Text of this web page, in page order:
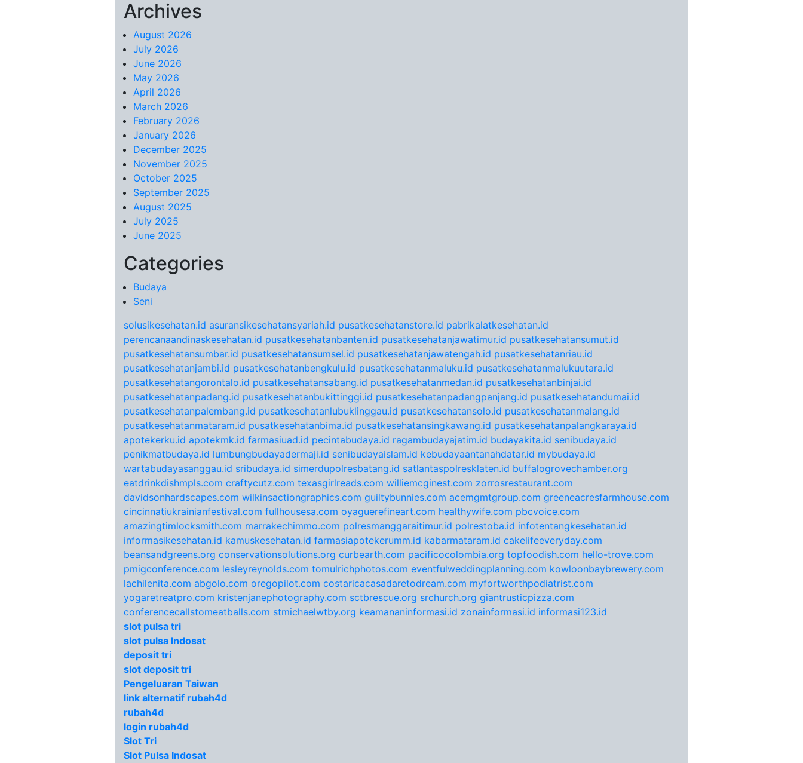
Skip to content
Archives
August 2026
July 2026
June 2026
May 2026
April 2026
March 2026
February 2026
January 2026
December 2025
November 2025
October 2025
September 2025
August 2025
July 2025
June 2025
Categories
Budaya
Seni
solusikesehatan.id asuransikesehatansyariah.id pusatkesehatanstore.id pabrikalatkesehatan.id
perencanaandinaskesehatan.id pusatkesehatanbanten.id pusatkesehatanjawatimur.id pusatkesehatansumut.id
pusatkesehatansumbar.id pusatkesehatansumsel.id pusatkesehatanjawatengah.id pusatkesehatanriau.id
pusatkesehatanjambi.id pusatkesehatanbengkulu.id pusatkesehatanmaluku.id pusatkesehatanmalukuutara.id
pusatkesehatangorontalo.id pusatkesehatansabang.id pusatkesehatanmedan.id pusatkesehatanbinjai.id
pusatkesehatanpadang.id pusatkesehatanbukittinggi.id pusatkesehatanpadangpanjang.id pusatkesehatandumai.id
pusatkesehatanpalembang.id pusatkesehatanlubuklinggau.id pusatkesehatansolo.id pusatkesehatanmalang.id
pusatkesehatanmataram.id pusatkesehatanbima.id pusatkesehatansingkawang.id pusatkesehatanpalangkaraya.id
apotekerku.id apotekmk.id farmasiuad.id pecintabudaya.id ragambudayajatim.id budayakita.id senibudaya.id
penikmatbudaya.id lumbungbudayadermaji.id senibudayaislam.id kebudayaantanahdatar.id mybudaya.id
wartabudayasanggau.id sribudaya.id simerdupolresbatang.id satlantaspolresklaten.id buffalogrovechamber.org
eatdrinkdishmpls.com craftycutz.com texasgirlreads.com williemcginest.com zorrosrestaurant.com
davidsonhardscapes.com wilkinsactiongraphics.com guiltybunnies.com acemgmtgroup.com greeneacresfarmhouse.com
cincinnatiukrainianfestival.com fullhousesa.com oyaguerefineart.com healthywife.com pbcvoice.com
amazingtimlocksmith.com marrakechimmo.com polresmanggaraitimur.id polrestoba.id infotentangkesehatan.id
informasikesehatan.id kamuskesehatan.id farmasiapotekerumm.id kabarmataram.id cakelifeeveryday.com
beansandgreens.org conservationsolutions.org curbearth.com pacificocolombia.org topfoodish.com hello-trove.com
pmigconference.com lesleyreynolds.com tomulrichphotos.com eventfulweddingplanning.com kowloonbaybrewery.com
lachilenita.com abgolo.com oregopilot.com costaricacasadaretodream.com myfortworthpodiatrist.com
yogaretreatpro.com kristenjanephotography.com sctbrescue.org srchurch.org giantrusticpizza.com
conferencecallstomeatballs.com stmichaelwtby.org keamananinformasi.id zonainformasi.id informasi123.id
slot pulsa tri
slot pulsa Indosat
deposit tri
slot deposit tri
Pengeluaran Taiwan
link alternatif rubah4d
rubah4d
login rubah4d
Slot Tri
Slot Pulsa Indosat